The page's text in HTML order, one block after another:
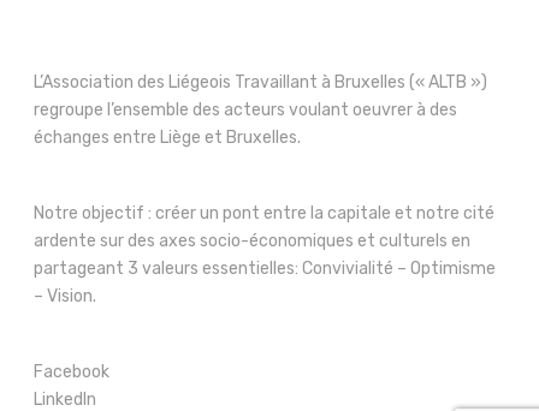
L’Association des Liégeois Travaillant à Bruxelles (« ALTB »)
regroupe l’ensemble des acteurs voulant oeuvrer à des
échanges entre Liège et Bruxelles.
Notre objectif : créer un pont entre la capitale et notre cité
ardente sur des axes socio-économiques et culturels en
partageant 3 valeurs essentielles: Convivialité – Optimisme
– Vision.
Facebook
LinkedIn